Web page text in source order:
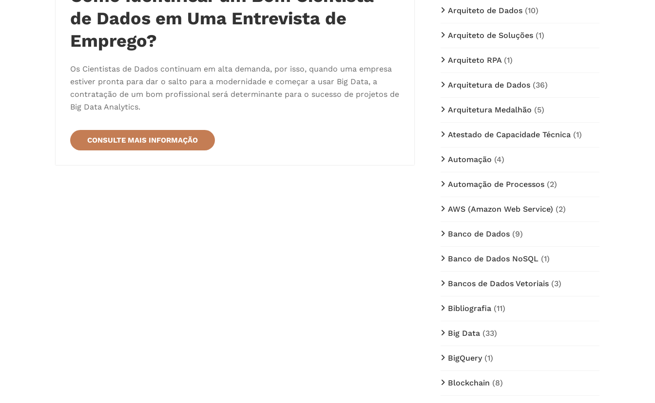
de Dados em Uma Entrevista de
Emprego?
Os Cientistas de Dados continuam em alta demanda, por isso, quando uma empresa
estiver pronta para dar o salto para a modernidade e começar a usar Big Data, a
contratação de um bom profissional será determinante para o sucesso de projetos de
Big Data Analytics.
CONSULTE MAIS INFORMAÇÃO
Arquiteto de Dados (10)
Arquiteto de Soluções (1)
Arquiteto RPA(1)
Arquitetura de Dados (36)
Arquitetura Medalhão (5)
Atestado de Capacidade Técnica (1)
Automação (4)
Automação de Processos (2)
AWS (Amazon Web Service) (2)
Banco de Dados (9)
Banco de Dados NoSQL (1)
Bancos de Dados Vetoriais (3)
Bibliografia (11)
Big Data (33)
BigQuery(1)
Blockchain (8)